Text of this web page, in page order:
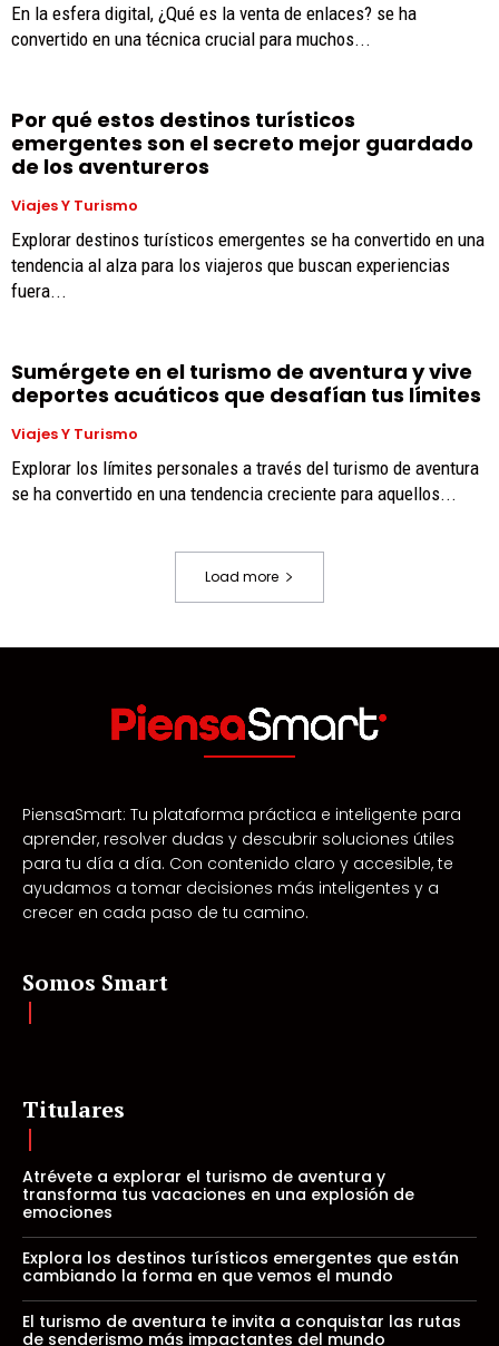
En la esfera digital, ¿Qué es la venta de enlaces? se ha
convertido en una técnica crucial para muchos...
Por qué estos destinos turísticos
emergentes son el secreto mejor guardado
de los aventureros
Viajes Y Turismo
Explorar destinos turísticos emergentes se ha convertido en una
tendencia al alza para los viajeros que buscan experiencias
fuera...
Sumérgete en el turismo de aventura y vive
deportes acuáticos que desafían tus límites
Viajes Y Turismo
Explorar los límites personales a través del turismo de aventura
se ha convertido en una tendencia creciente para aquellos...
Load more
PiensaSmart: Tu plataforma práctica e inteligente para
aprender, resolver dudas y descubrir soluciones útiles
para tu día a día. Con contenido claro y accesible, te
ayudamos a tomar decisiones más inteligentes y a
crecer en cada paso de tu camino.
Somos Smart
Titulares
Atrévete a explorar el turismo de aventura y
transforma tus vacaciones en una explosión de
emociones
Explora los destinos turísticos emergentes que están
cambiando la forma en que vemos el mundo
El turismo de aventura te invita a conquistar las rutas
de senderismo más impactantes del mundo